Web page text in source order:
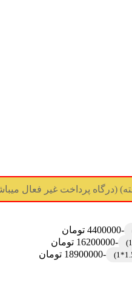
-4400000 تومان
-16200000 تومان
-18900000 تومان